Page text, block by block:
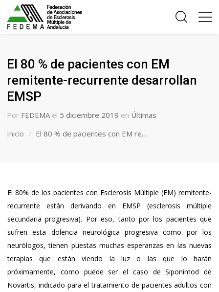
El 80 % de pacientes con EM
remitente-recurrente desarrollan
EMSP
Por FEDEMA el 5 diciembre 2019 en Últimas
Inicio
El 80 % de pacientes con EM re...
El 80% de los pacientes con Esclerosis Múltiple (EM) remitente-
recurrente están derivando en EMSP (esclerosis múltiple
secundaria progresiva). Por eso, tanto por los pacientes que
sufren esta dolencia neurológica progresiva como por los
neurólogos, tienen puestas muchas esperanzas en las nuevas
terapias que están viendo la luz o las que lo harán
próximamente, como puede ser el caso de Siponimod de
Novartis, indicado para el tratamiento de pacientes adultos con